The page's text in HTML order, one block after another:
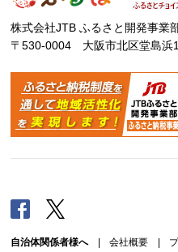
株式会社JTB ふるさと開発事業
〒530-0004 大阪市北区堂島浜
Facebook
自治体関係者様へ| 会社概要 |